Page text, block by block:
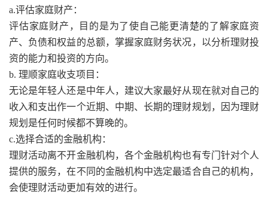
a.评估家庭财产：
评估家庭财产，目的是为了使自己能更清楚的了解家庭资
产、负债和权益的总额，掌握家庭财务状况，以分析理财投
资的能力和投资的方向。
b. 理顺家庭收支项目：
无论是年轻人还是中年人，建议大家最好从现在就对自己的
收入和支出作一个近期、中期、长期的理财规划，因为理财
规划是任何时候都不算晚的。
c.选择合适的金融机构：
理财活动离不开金融机构，各个金融机构也有专门针对个人
提供的服务，在不同的金融机构中选定最适合自己的机构，
会使理财活动更加有效的进行。